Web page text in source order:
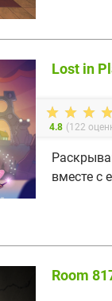
Lost in
4.8 (122
вместе с
Room